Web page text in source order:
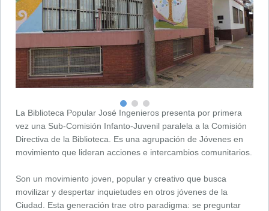
La Biblioteca Popular José Ingenieros presenta por primera
vez una Sub-Comisión Infanto-Juvenil paralela a la Comisión
Directiva de la Biblioteca. Es una agrupación de Jóvenes en
movimiento que lideran acciones e intercambios comunitarios.
Son un movimiento joven, popular y creativo que busca
movilizar y despertar inquietudes en otros jóvenes de la
Ciudad. Esta generación trae otro paradigma: se preguntar